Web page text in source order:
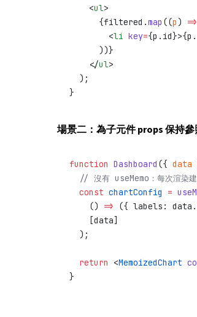
    <
ul>
      {filtered.
map ((p) =>
        <
li key=
      ))}
    </
ul>
  );
}
場景二：為子元件 props 保持參
function Dashboard ({ data
// 沒有 useMemo：每次渲染
  const
chartConfig =
    ()
=> ({ labels: data.
    [data]
  );
  return
<MemoizedChart
}